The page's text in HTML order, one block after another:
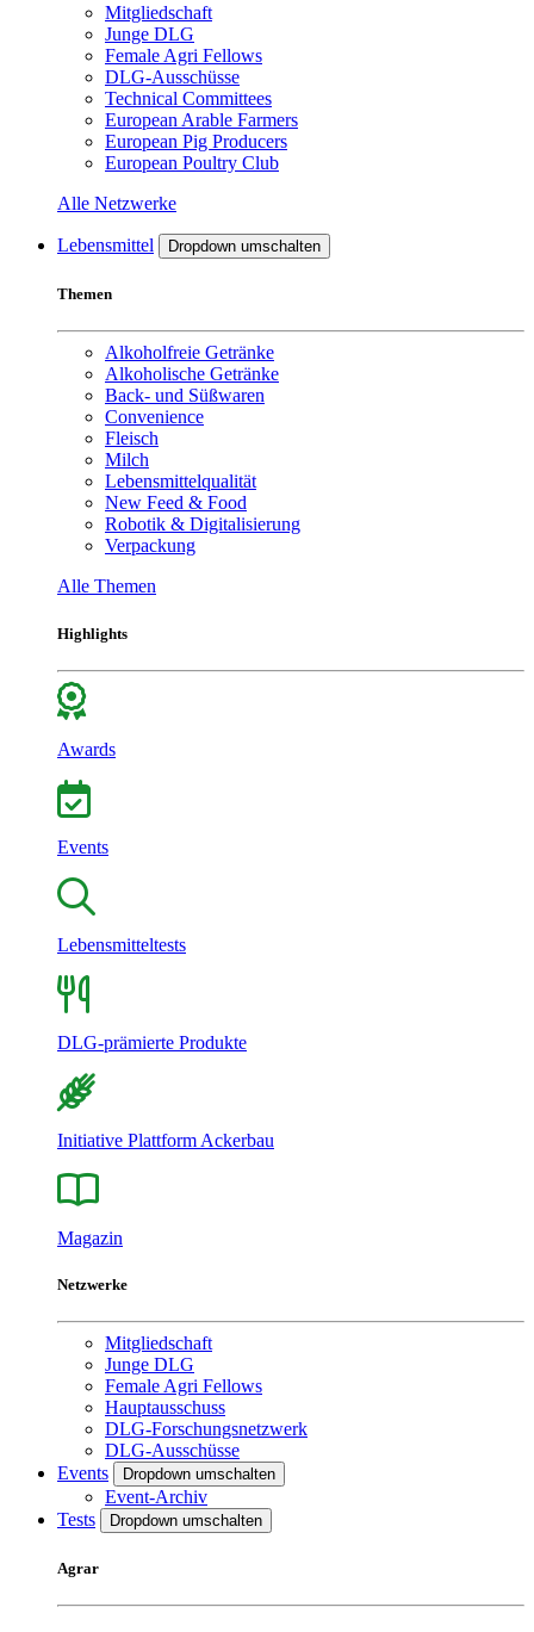
Mitgliedschaft
Junge DLG
Female Agri Fellows
DLG-Ausschüsse
Technical Committees
European Arable Farmers
European Pig Producers
European Poultry Club
Alle Netzwerke
Lebensmittel Dropdown umschalten
Themen
Alkoholfreie Getränke
Alkoholische Getränke
Back- und Süßwaren
Convenience
Fleisch
Milch
Lebensmittelqualität
New Feed & Food
Robotik & Digitalisierung
Verpackung
Alle Themen
Highlights
Awards
Events
Lebensmitteltests
DLG-prämierte Produkte
Initiative Plattform Ackerbau
Magazin
Netzwerke
Mitgliedschaft
Junge DLG
Female Agri Fellows
Hauptausschuss
DLG-Forschungsnetzwerk
DLG-Ausschüsse
Events
Dropdown umschalten
Event-Archiv
Tests
Dropdown umschalten
Agrar